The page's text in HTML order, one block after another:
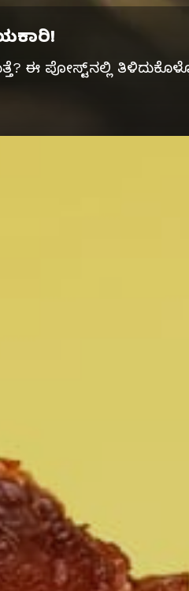
ಈ ಪೋಸ್ಟ್‌ನಲ್ಲಿ